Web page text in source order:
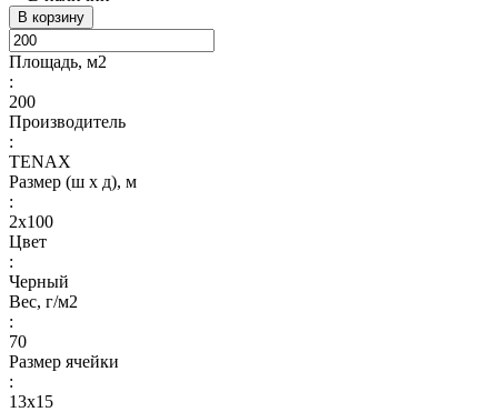
В корзину
Площадь, м2
:
200
Производитель
:
TENAX
Размер (ш х д), м
:
2х100
Цвет
:
Черный
Вес, г/м2
:
70
Размер ячейки
:
13х15